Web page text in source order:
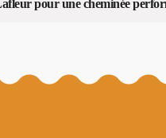
pour une cheminée